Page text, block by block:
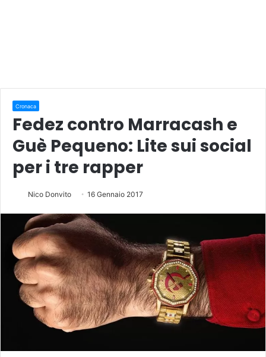
Cronaca
Fedez contro Marracash e
Guè Pequeno: Lite sui social
per i tre rapper
Nico Donvito 16 Gennaio 2017